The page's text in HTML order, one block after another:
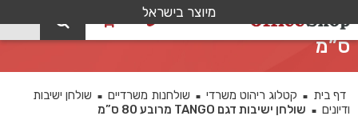
מיוצר בישראל
שולחן ישיבות דגם TANGO מרובע 80
ס”מ
דף בית ■ קטלוג ריהוט משרדי ■ שולחנות משרדיים ■
שולחן ישיבות
ודיונים ■ שולחן ישיבות דגם TANGO מרובע 80 ס”מ